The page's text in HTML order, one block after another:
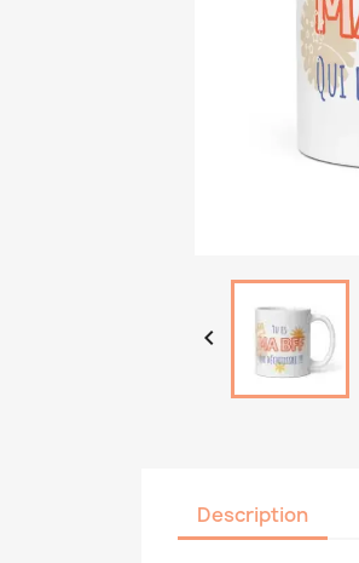

Description